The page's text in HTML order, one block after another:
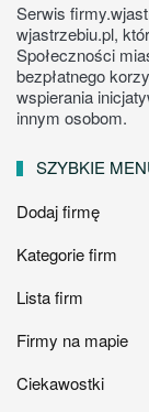
Serwis
wjastrzebiu.pl,
Społeczności
bezpłatnego
wspierania
innym osobom.
SZYBKIE
Dodaj firmę
Kategorie firm
Lista firm
Firmy na mapie
Ciekawostki